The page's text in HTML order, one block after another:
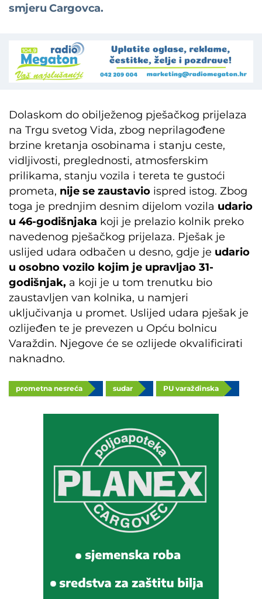
smjeru Cargovca.
Dolaskom do obilježenog pješačkog prijelaza
na Trgu svetog Vida, zbog neprilagođene
brzine kretanja osobinama i stanju ceste,
vidljivosti, preglednosti, atmosferskim
prilikama, stanju vozila i tereta te gustoći
prometa, nije se zaustavio ispred istog. Zbog
toga je prednjim desnim dijelom vozila udario
u 46-godišnjaka koji je prelazio kolnik preko
navedenog pješačkog prijelaza. Pješak je
uslijed udara odbačen u desno, gdje je udario
u osobno vozilo kojim je upravljao 31-
godišnjak, a koji je u tom trenutku bio
zaustavljen van kolnika, u namjeri
uključivanja u promet. Uslijed udara pješak je
ozlijeđen te je prevezen u Opću bolnicu
Varaždin. Njegove će se ozlijede okvalificirati
naknadno.
prometna nesreća sudar PU varaždinska